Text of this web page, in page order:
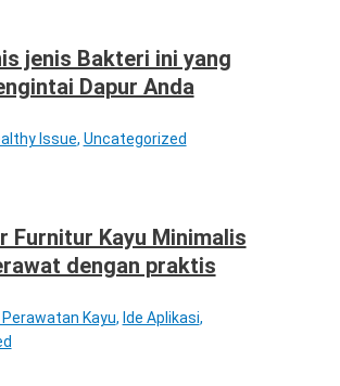
jenis Bakteri ini yang
Dapur Anda
Issue, Uncategorized
Furnitur Kayu Minimalis
dengan praktis
Kayu, Ide Aplikasi,